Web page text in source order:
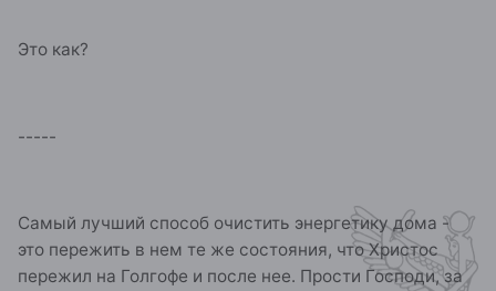
Это как?
-----
Самый лучший способ очистить энергетику дома -
это пережить в нем те же состояния, что Христос
пережил на Голгофе и после нее. Прости Господи, за